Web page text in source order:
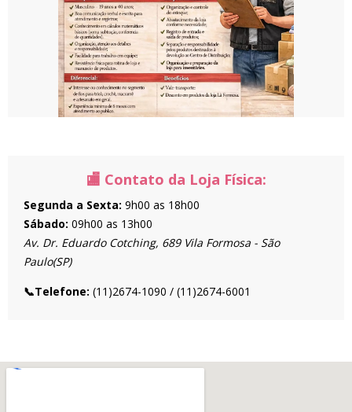
🏬 Contato da Loja Física:
Segunda a Sexta: 9h00 as 18h00
Sábado: 09h00 as 13h00
Av. Dr. Eduardo Cotching, 689 Vila Formosa - São
Paulo(SP)
📞Telefone: (11)2674-1090 / (11)2674-6001